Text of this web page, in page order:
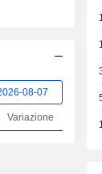
Variazione